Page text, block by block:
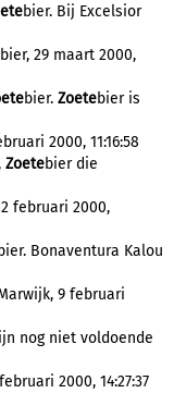
bier. Bij Excelsior
bier, 29 maart 2000,
bier. Zoetebier is
2000, 11:16:58
Zoetebier die
februari 2000,
bier. Bonaventura Kalou
9 februari
nog niet voldoende
2000, 14:27:37